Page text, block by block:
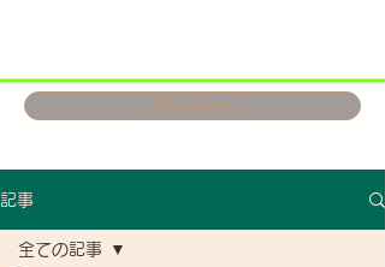
お問い合わせ
記事
全ての記事